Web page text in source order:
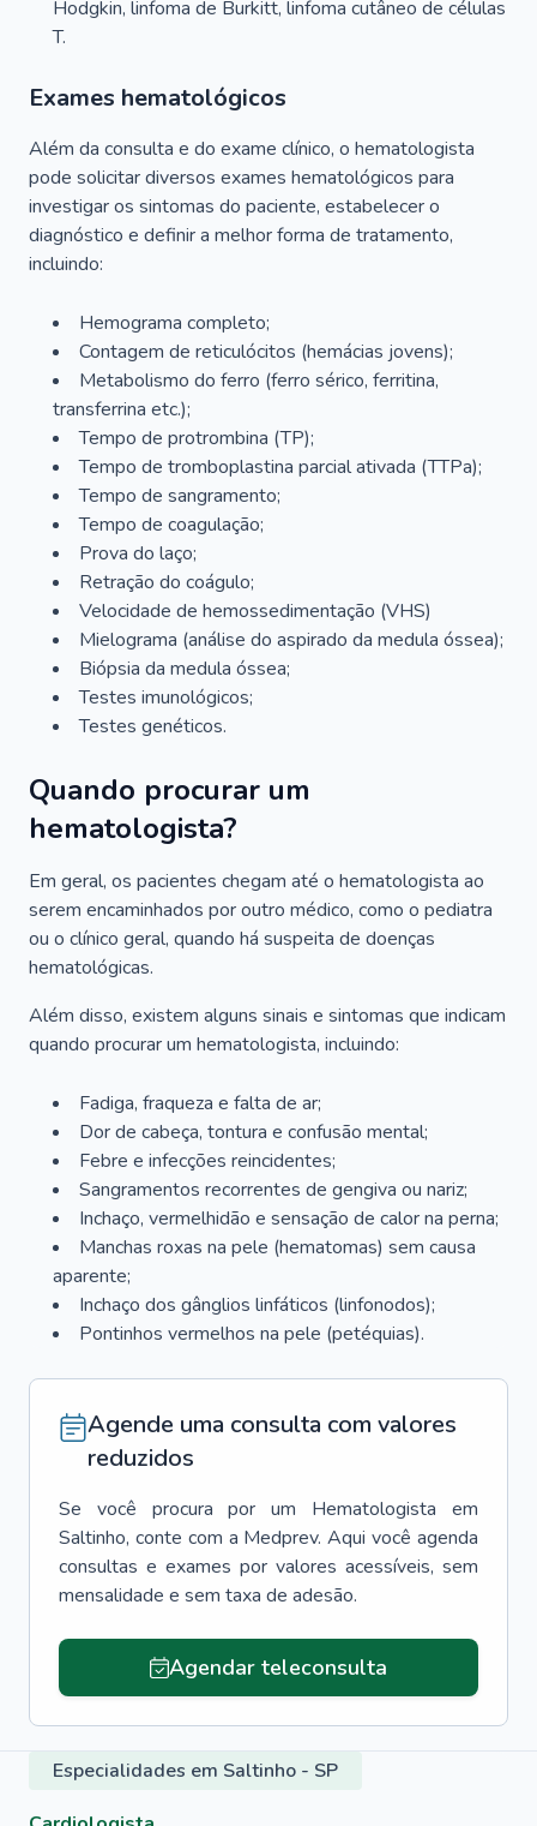
Hodgkin, linfoma de Burkitt, linfoma cutâneo de células
T.
Exames hematológicos
Além da consulta e do exame clínico, o hematologista
pode solicitar diversos exames hematológicos para
investigar os sintomas do paciente, estabelecer o
diagnóstico e definir a melhor forma de tratamento,
incluindo:
Hemograma completo;
Contagem de reticulócitos (hemácias jovens);
Metabolismo do ferro (ferro sérico, ferritina,
transferrina etc.);
Tempo de protrombina (TP);
Tempo de tromboplastina parcial ativada (TTPa);
Tempo de sangramento;
Tempo de coagulação;
Prova do laço;
Retração do coágulo;
Velocidade de hemossedimentação (VHS)
Mielograma (análise do aspirado da medula óssea);
Biópsia da medula óssea;
Testes imunológicos;
Testes genéticos.
Quando procurar um
hematologista?
Em geral, os pacientes chegam até o hematologista ao
serem encaminhados por outro médico, como o pediatra
ou o clínico geral, quando há suspeita de doenças
hematológicas.
Além disso, existem alguns sinais e sintomas que indicam
quando procurar um hematologista, incluindo:
Fadiga, fraqueza e falta de ar;
Dor de cabeça, tontura e confusão mental;
Febre e infecções reincidentes;
Sangramentos recorrentes de gengiva ou nariz;
Inchaço, vermelhidão e sensação de calor na perna;
Manchas roxas na pele (hematomas) sem causa
aparente;
Inchaço dos gânglios linfáticos (linfonodos);
Pontinhos vermelhos na pele (petéquias).
Agende uma consulta com valores
reduzidos
Se você procura por um Hematologista
em
Saltinho, conte com a Medprev. Aqui você agenda
consultas e exames por valores acessíveis, sem
mensalidade e sem taxa de adesão.
Agendar teleconsulta
Especialidades em Saltinho - SP